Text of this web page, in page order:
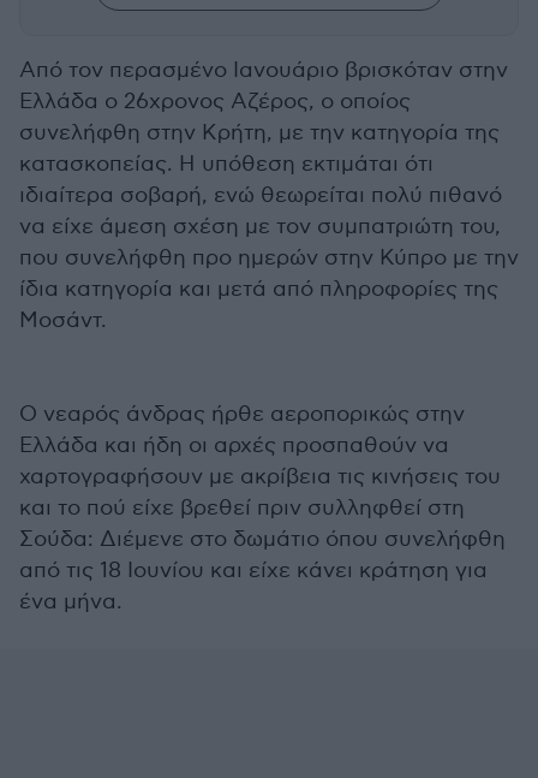
Από τον περασμένο Ιανουάριο βρισκόταν στην
Ελλάδα ο 26χρονος Αζέρος, ο οποίος
συνελήφθη στην Κρήτη, με την κατηγορία της
κατασκοπείας. Η υπόθεση εκτιμάται ότι
ιδιαίτερα σοβαρή, ενώ θεωρείται πολύ πιθανό
να είχε άμεση σχέση με τον συμπατριώτη του,
που συνελήφθη προ ημερών στην Κύπρο με την
ίδια κατηγορία και μετά από πληροφορίες της
Μοσάντ.
Ο νεαρός άνδρας ήρθε αεροπορικώς στην
Ελλάδα και ήδη οι αρχές προσπαθούν να
χαρτογραφήσουν με ακρίβεια τις κινήσεις του
και το πού είχε βρεθεί πριν συλληφθεί στη
Σούδα: Διέμενε στο δωμάτιο όπου συνελήφθη
από τις 18 Ιουνίου και είχε κάνει κράτηση για
ένα μήνα.